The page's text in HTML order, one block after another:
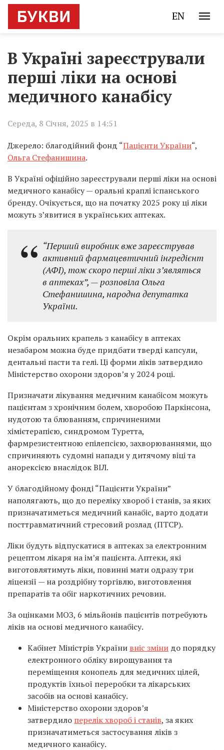
EN
В Україні зареєстрували
перші ліки на основі
медичного канабісу
Середа, 8 Січня, 2025 в 14:51
Джерело: благодійний фонд “Пацієнти України“,
Ольга Стефанишина.
В Україні офіційно зареєстрували перші ліки на основі
медичного канабісу — оральні краплі іспанського
бренду. Очікується, що на початку 2025 року ці ліки
можуть зʼявитися в українських аптеках.
“Перший виробник вже зареєстрував
активний фармацевтичний інгредієнт
(АФІ), тож скоро перші ліки з’являться
в аптеках”, — розповіла Ольга
Стефанишина, народна депутатка
України.
Окрім оральних крапель з канабісу в аптеках
незабаром можна буде придбати тверді капсули,
дентальні пасти та гелі. Ці форми ліків затвердило
Міністерство охорони здоров’я у 2024 році.
Призначати лікування медичним канабісом можуть
пацієнтам з хронічним болем, хворобою Паркінсона,
нудотою та блюванням, спричиненими
хімієтерапією, синдромом Туретта,
фармрезистентною епілепсією, захворюваннями, що
спричиняють судомні напади у дитячому віці та
анорексією внаслідок ВІЛ.
У благодійному фонді “Пацієнти України”
наполягають, що до переліку хвороб і станів, за яких
призначатиметься медичний канабіс, варто додати
посттравматичний стресовий розлад (ПТСР).
Ліки будуть відпускатися в аптеках за електронним
рецептом лікаря на імʼя пацієнта. Аптеки, які
виготовлятимуть ліки, повинні мати одразу три
ліцензії — на роздрібну торгівлю, виготовлення
препаратів та обіг наркотичних речовин.
За оцінками МОЗ, 6 мільйонів пацієнтів потребують
ліків на основі медичного канабісу.
Кабінет Міністрів України вніс зміни до порядку
електронного обліку вирощування та
переміщення конопель для медичних цілей,
продуктів їхньої переробки та лікарських
засобів на основі канабісу.
Міністерство охорони здоров’я
затвердило перелік хвороб і станів, за яких
призначатиметься застосування ліків з
медичного канабісу.